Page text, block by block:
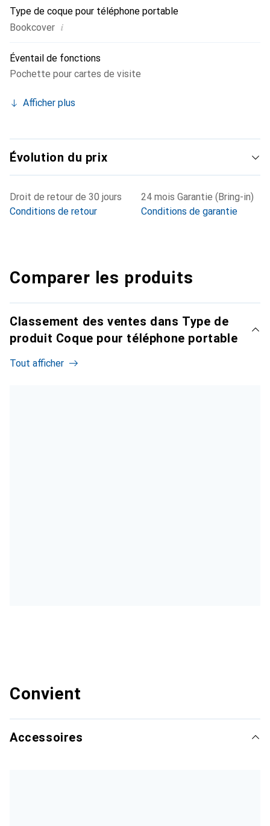
Type de coque pour téléphone portable
Bookcover i
Éventail de fonctions
Pochette pour cartes de visite
Afficher plus
Évolution du prix
Droit de retour de 30 jours
Conditions de retour
24 mois Garantie (Bring-in)
Conditions de garantie
Comparer les produits
Classement des ventes dans Type de
produit Coque pour téléphone portable
Tout afficher
Convient
Accessoires